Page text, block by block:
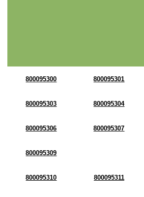
800095300 800095301
800095303 800095304
800095306 800095307
800095309
800095310 800095311